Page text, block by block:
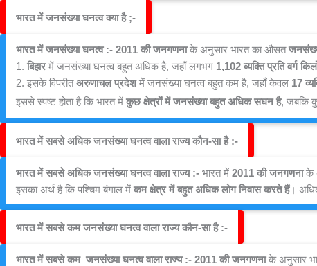
भारत में जनसंख्या घनत्व क्या है ;-
भारत में जनसंख्या घनत्व :- 2011 की जनगणना के अनुसार भारत का औसत
1. बिहार में जनसंख्या घनत्व बहुत अधिक है, जहाँ लगभग 1,102 व्यक्ति प्रति वर्ग
2. इसके विपरीत अरुणाचल प्रदेश में जनसंख्या घनत्व बहुत कम है, जहाँ केवल 17
इससे स्पष्ट होता है कि भारत में कुछ क्षेत्रों में जनसंख्या बहुत अधिक सघन है, जबकि
भारत में सबसे अधिक जनसंख्या घनत्व वाला राज्य कौन-सा है :-
भारत में सबसे अधिक जनसंख्या घनत्व वाला राज्य :- भारत में 2011 की जनगणना के
इसका अर्थ है कि पश्चिम बंगाल में कम क्षेत्र में बहुत अधिक लोग निवास करते हैं।
भारत में सबसे कम जनसंख्या घनत्व वाला राज्य कौन-सा है :-
भारत में सबसे कम  जनसंख्या घनत्व वाला राज्य :- 2011 की जनगणना के अनुसार